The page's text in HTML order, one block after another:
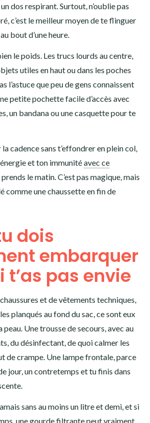
dos respirant. Surtout, n’oublie pas
c’est le meilleur moyen de te flinguer
bout d’une heure.
le poids. Les trucs lourds au centre,
utiles en haut ou dans les poches
l’astuce que peu de gens connaissent
petite pochette facile d’accès avec
un bandana ou une casquette pour te
cadence sans t’effondrer en plein col,
et ton immunitéavec ce
le matin. C’est pas magique, mais
comme une chaussette en fin de
dois
embarquer
t’as pas envie
et de vêtements techniques,
planqués au fond du sac, ce sont eux
Une trousse de secours, avec au
du désinfectant, de quoi calmer les
de crampe. Une lampe frontale, parce
jour, un contretemps et tu finis dans
sans au moins un litre et demi, et si
une gourde filtrantepeut vraiment